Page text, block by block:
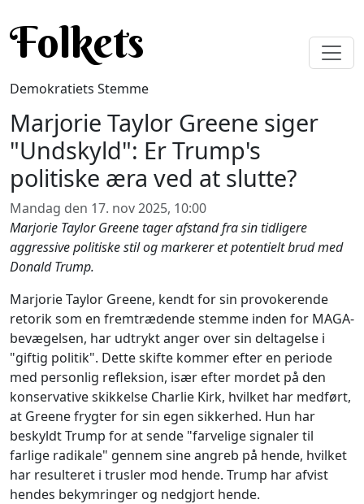
Folkets
Demokratiets Stemme
Marjorie Taylor Greene siger
"Undskyld": Er Trump's
politiske æra ved at slutte?
Mandag den 17. nov 2025, 10:00
Marjorie Taylor Greene tager afstand fra sin tidligere
aggressive politiske stil og markerer et potentielt brud med
Donald Trump.
Marjorie Taylor Greene, kendt for sin provokerende
retorik som en fremtrædende stemme inden for MAGA-
bevægelsen, har udtrykt anger over sin deltagelse i
"giftig politik". Dette skifte kommer efter en periode
med personlig refleksion, især efter mordet på den
konservative skikkelse Charlie Kirk, hvilket har medført,
at Greene frygter for sin egen sikkerhed. Hun har
beskyldt Trump for at sende "farvelige signaler til
farlige radikale" gennem sine angreb på hende, hvilket
har resulteret i trusler mod hende. Trump har afvist
hendes bekymringer og nedgjort hende.